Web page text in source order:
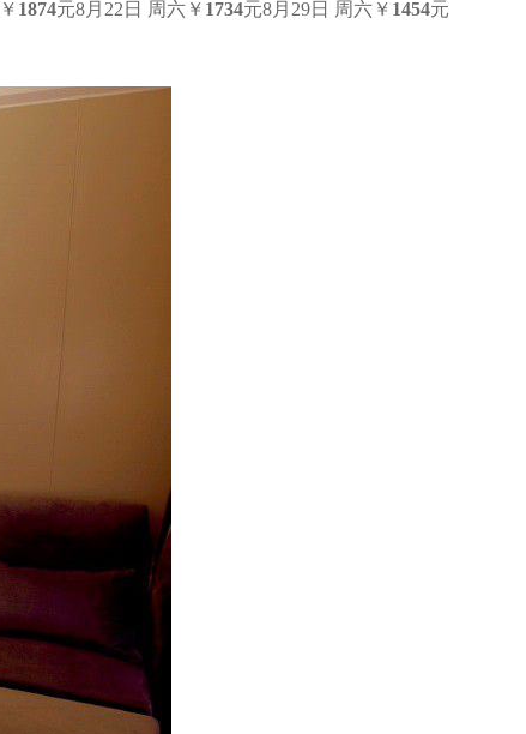
￥ 1874元8月22日 周六 ￥ 1734元8月29日 周六 ￥ 1454元